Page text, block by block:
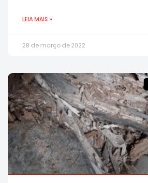
LEIA MAIS »
28 de março de 2022